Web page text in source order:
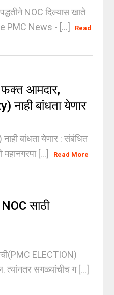
NOC दिल्यास खाते
PMC News - [...]
Read
आमदार,
बांधता येणार
बांधता येणार : संबंधित
[...]
Read More
साठी
ELECTION)
त्यांनतर सगळ्यांचीच ग [...]